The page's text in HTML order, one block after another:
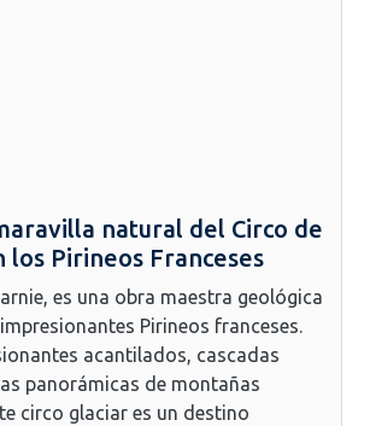
natural del Circo de
los Pirineos Franceses
es una obra maestra geológica
Pirineos franceses.
acantilados, cascadas
panorámicas de montañas
circo glaciar es un destino